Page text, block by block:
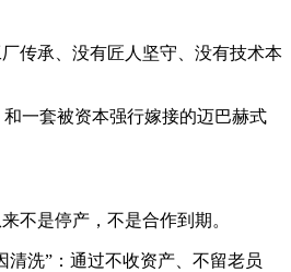
传承、没有匠人坚守、没有技术本
一套被资本强行嫁接的迈巴赫式
不是停产，不是合作到期。
清洗”：通过不收资产、不留老员